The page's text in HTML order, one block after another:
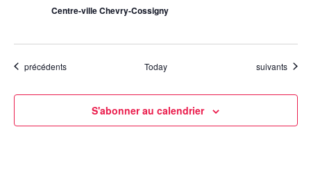
Centre-ville Chevry-Cossigny
Évènements
précédents Today Évènements
suivants
S'abonner au calendrier